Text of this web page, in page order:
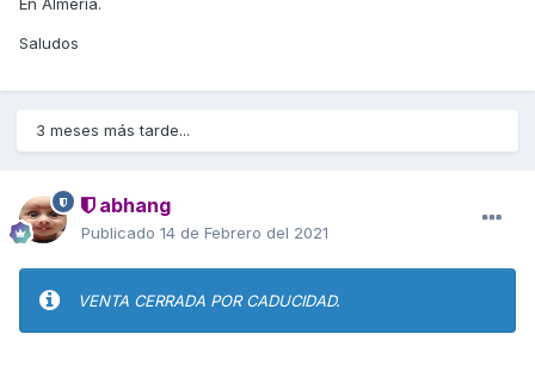
En Almeria.
Saludos
3 meses más tarde...
abhang
Publicado 14 de Febrero del 2021
VENTA CERRADA POR CADUCIDAD.